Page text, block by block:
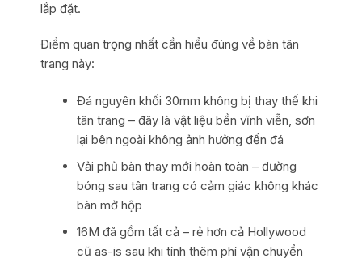
lắp đặt.
Điểm quan trọng nhất cần hiểu đúng về bàn tân
trang này:
Đá nguyên khối 30mm không bị thay thế khi
tân trang – đây là vật liệu bền vĩnh viễn, sơn
lại bên ngoài không ảnh hưởng đến đá
Vải phủ bàn thay mới hoàn toàn – đường
bóng sau tân trang có cảm giác không khác
bàn mở hộp
16M đã gồm tất cả – rẻ hơn cả Hollywood
cũ as-is sau khi tính thêm phí vận chuyển